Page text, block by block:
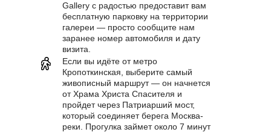
Gallery с радостью предоставит вам
бесплатную парковку на территории
галереи — просто сообщите нам
заранее номер автомобиля и дату
визита.
Если вы идёте от метро
Кропоткинская, выберите самый
живописный маршрут — он начнется
от Храма Христа Спасителя и
пройдет через Патриарший мост,
который соединяет берега Москва-
реки. Прогулка займет около 7 минут